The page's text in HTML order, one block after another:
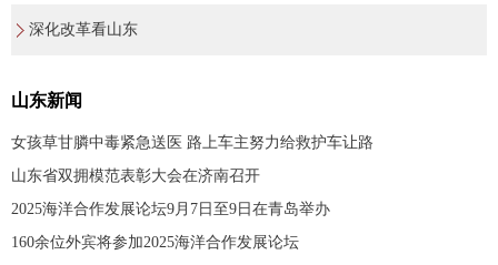
深化改革看山东
山东新闻
女孩草甘膦中毒紧急送医 路上车主努力给救护车让路
山东省双拥模范表彰大会在济南召开
2025海洋合作发展论坛9月7日至9日在青岛举办
160余位外宾将参加2025海洋合作发展论坛